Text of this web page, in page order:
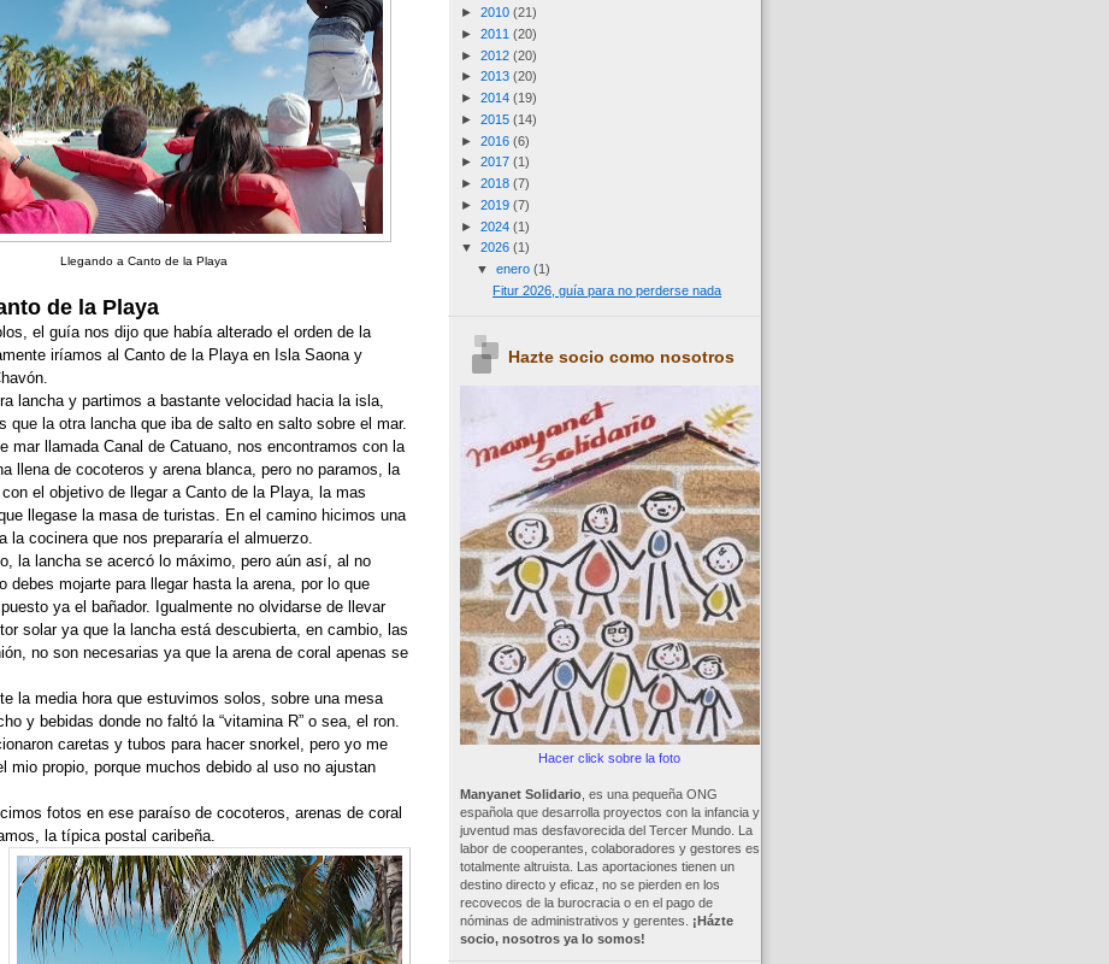
Llegando a Canto de la Playa
de la Playa
el guía nos dijo que había alterado el orden de la
iríamos al Canto de la Playa en Isla Saona y
lancha y partimos a bastante velocidad hacia la isla,
que la otra lancha que iba de salto en salto sobre el mar.
mar llamada Canal de Catuano, nos encontramos con la
llena de cocoteros y arena blanca, pero no paramos, la
el objetivo de llegar a Canto de la Playa, la mas
llegase la masa de turistas. En el camino hicimos una
la cocinera que nos prepararía el almuerzo.
la lancha se acercó lo máximo, pero aún así, al no
debes mojarte para llegar hasta la arena, por lo que
ya el bañador. Igualmente no olvidarse de llevar
solar ya que la lancha está descubierta, en cambio, las
no son necesarias ya que la arena de coral apenas se
la media hora que estuvimos solos, sobre una mesa
y bebidas donde no faltó la “vitamina R” o sea, el ron.
caretas y tubos para hacer snorkel, pero yo me
mio propio, porque muchos debido al uso no ajustan
fotos en ese paraíso de cocoteros, arenas de coral
la típica postal caribeña.
► 2010 (21)
► 2011 (20)
► 2012 (20)
► 2013 (20)
► 2014 (19)
► 2015 (14)
► 2016 (6)
► 2017 (1)
► 2018 (7)
► 2019 (7)
► 2024 (1)
▼ 2026 (1)
▼ enero (1)
Fitur 2026, guía para no perderse nada
Hazte socio como nosotros
Hacer click sobre la foto
Manyanet Solidario, es una pequeña ONG
española que desarrolla proyectos con la infancia y
juventud mas desfavorecida del Tercer Mundo. La
labor de cooperantes, colaboradores y gestores es
totalmente altruista. Las aportaciones tienen un
destino directo y eficaz, no se pierden en los
recovecos de la burocracia o en el pago de
nóminas de administrativos y gerentes.
¡Házte
socio, nosotros ya lo somos!